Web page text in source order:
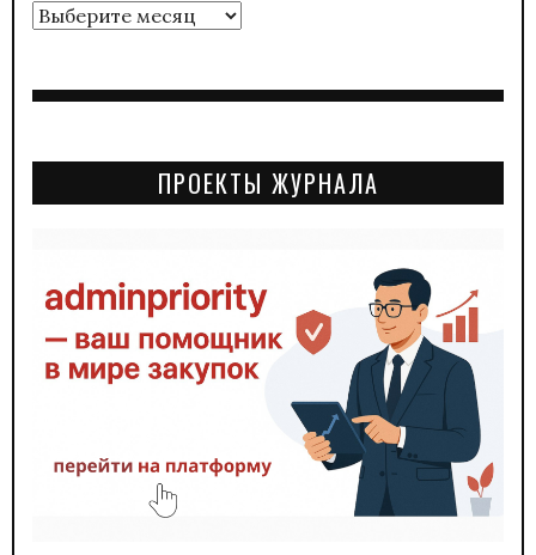
Архивы
ПРОЕКТЫ ЖУРНАЛА